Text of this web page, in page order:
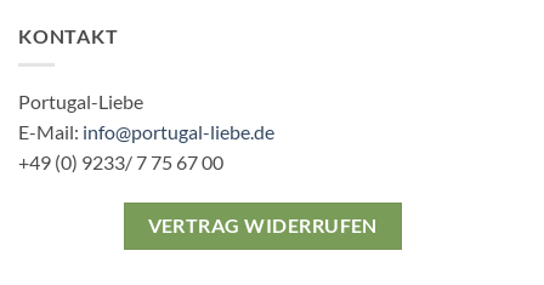
KONTAKT
Portugal-Liebe
E-Mail: info@portugal-liebe.de
+49 (0) 9233/ 7 75 67 00
VERTRAG WIDERRUFEN